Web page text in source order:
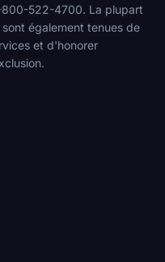
522-4700. La plupart
également tenues de
et d'honorer